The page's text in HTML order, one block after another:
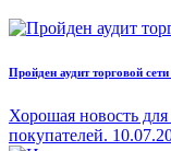
Пройден аудит торговой
Хорошая новость
покупателей.